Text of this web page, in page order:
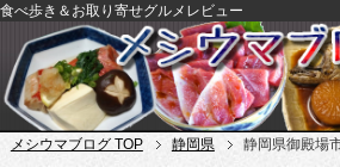
食べ歩き＆お取り寄せグルメレビュー
メシウマブログ TOP 静岡県 静岡県御殿場